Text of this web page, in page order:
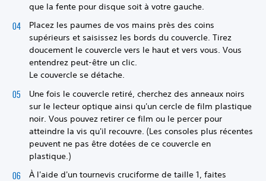
que la fente pour disque soit à votre gauche.
Placez les paumes de vos mains près des coins
supérieurs et saisissez les bords du couvercle. Tirez
doucement le couvercle vers le haut et vers vous. Vous
entendrez peut-être un clic.
Le couvercle se détache.
Une fois le couvercle retiré, cherchez des anneaux noirs
sur le lecteur optique ainsi qu'un cercle de film plastique
noir. Vous pouvez retirer ce film ou le percer pour
atteindre la vis qu'il recouvre. (Les consoles plus récentes
peuvent ne pas être dotées de ce couvercle en
plastique.)
À l'aide d'un tournevis cruciforme de taille 1, faites